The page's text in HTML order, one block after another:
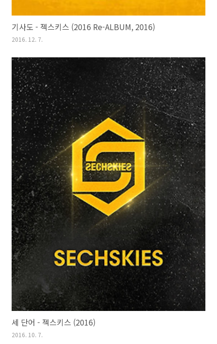
기사도 - 젝스키스 (2016 Re-ALBUM, 2016)
2016. 12. 7.
세 단어 - 젝스키스 (2016)
2016. 10. 7.